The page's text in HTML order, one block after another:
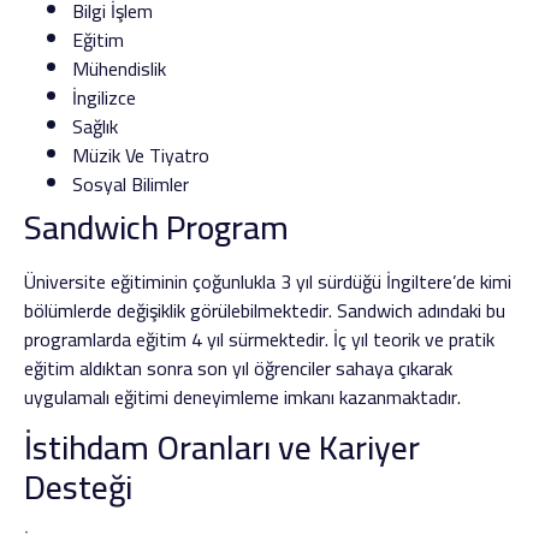
Bilgi İşlem
Eğitim
Mühendislik
İngilizce
Sağlık
Müzik Ve Tiyatro
Sosyal Bilimler
Sandwich Program
Üniversite eğitiminin çoğunlukla 3 yıl sürdüğü İngiltere’de kimi
bölümlerde değişiklik görülebilmektedir. Sandwich adındaki bu
programlarda eğitim 4 yıl sürmektedir. İç yıl teorik ve pratik
eğitim aldıktan sonra son yıl öğrenciler sahaya çıkarak
uygulamalı eğitimi deneyimleme imkanı kazanmaktadır.
İstihdam Oranları ve Kariyer
Desteği